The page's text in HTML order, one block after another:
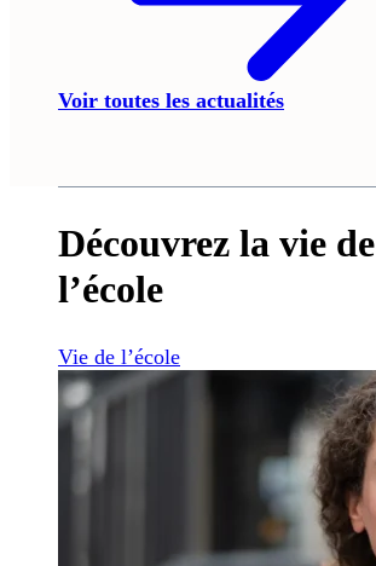
Voir toutes les actualités
Découvrez la vie de
l’école
Vie de l’école